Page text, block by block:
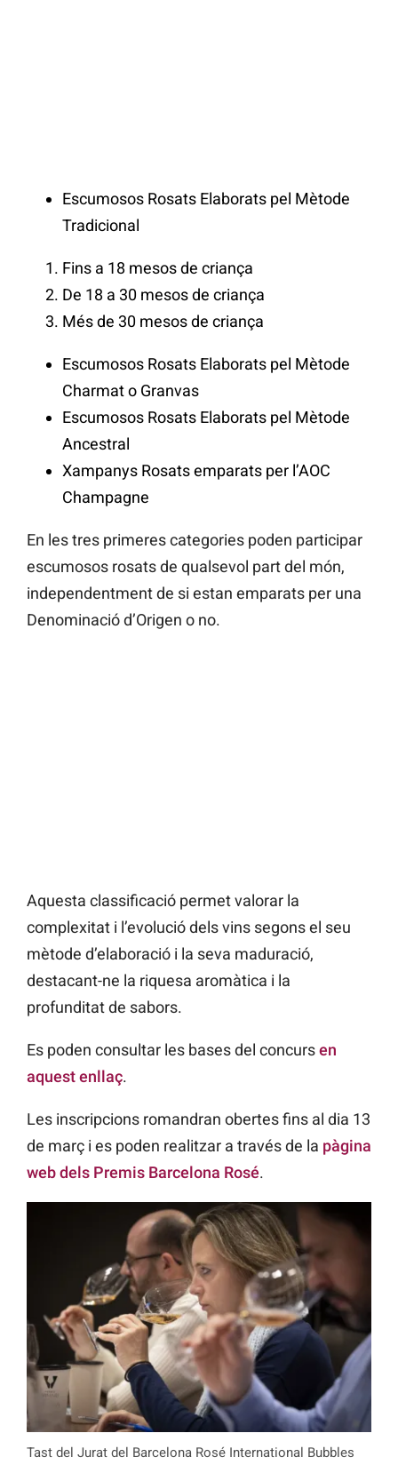
Escumosos Rosats Elaborats pel Mètode
Tradicional
Fins a 18 mesos de criança
De 18 a 30 mesos de criança
Més de 30 mesos de criança
Escumosos Rosats Elaborats pel Mètode
Charmat o Granvas
Escumosos Rosats Elaborats pel Mètode
Ancestral
Xampanys Rosats emparats per l’AOC
Champagne
En les tres primeres categories poden participar
escumosos rosats de qualsevol part del món,
independentment de si estan emparats per una
Denominació d’Origen o no.
Aquesta classificació permet valorar la
complexitat i l’evolució dels vins segons el seu
mètode d’elaboració i la seva maduració,
destacant-ne la riquesa aromàtica i la
profunditat de sabors.
Es poden consultar les bases del concursen
aquest enllaç.
Les inscripcions romandran obertes fins al dia 13
de març i es poden realitzar a través de la pàgina
web dels Premis Barcelona Rosé.
Tast del Jurat del Barcelona Rosé International Bubbles